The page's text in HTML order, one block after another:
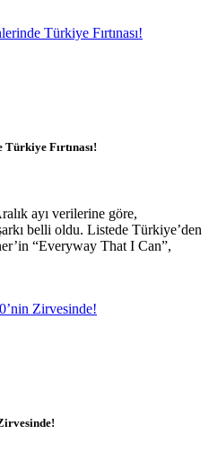
Fırtınası!
ayı verilerine göre,
belli oldu. Listede Türkiye’den
“Everyway That I Can”,